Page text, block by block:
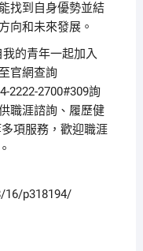
找到自身優勢並結
向和未來發展。
的青年一起加入
官網查詢
2222-2700#309詢
職涯諮詢、履歷健
項服務，歡迎職涯
16/p318194/